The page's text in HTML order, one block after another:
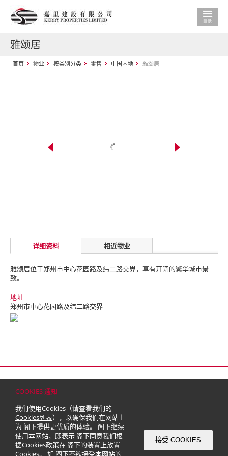
COOKIES 通知
我们使用Cookies（请查看我们的
Cookies列表），以确保我们在网站上
为 阁下提供更优质的体验。 阁下继续
使用本网站，即表示 阁下同意我们根
据Cookies政策在 阁下的装置上放置
Cookies。 如 阁下不欲接受本网站的
接受 COOKIES
雅颂居
首页 物业 按类别分类 零售 中国内地 雅颂居
详细资料 相近物业
雅颂居位于郑州市中心花园路及纬二路交界，享有开阔的繁华城市景
致。
地址
郑州市中心花园路及纬二路交界
© 2026 嘉里建设有限公司 (于百慕达注册成立之有限公司)